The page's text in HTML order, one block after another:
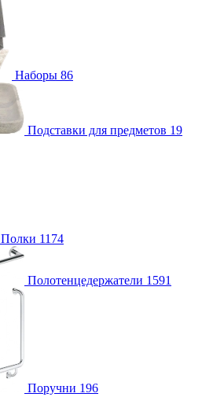
Наборы 86
Подставки для предметов 19
Полки 1174
Полотенцедержатели 1591
Поручни 196